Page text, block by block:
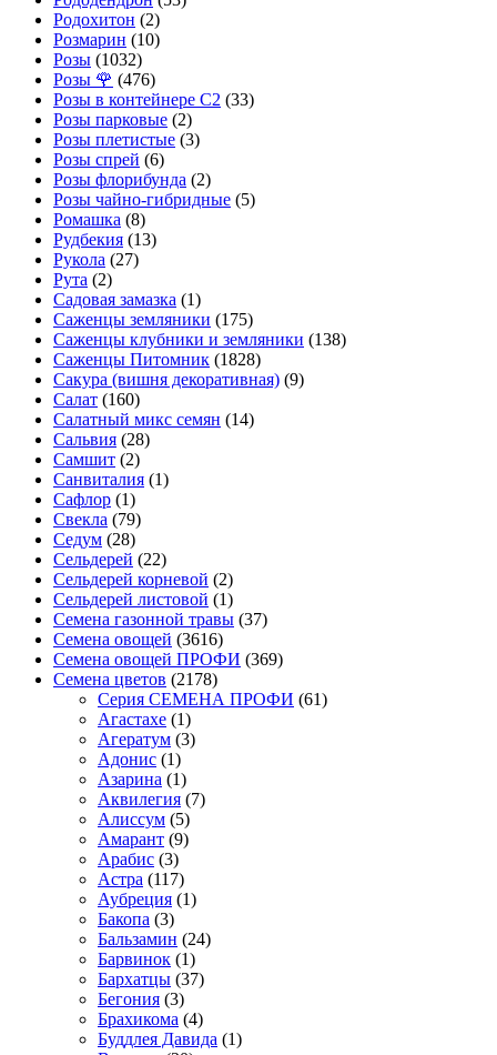
Родохитон (2)
Розмарин (10)
Розы (1032)
Розы 🌹 (476)
Розы в контейнере С2 (33)
Розы парковые (2)
Розы плетистые (3)
Розы спрей (6)
Розы флорибунда (2)
Розы чайно-гибридные (5)
Ромашка (8)
Рудбекия (13)
Рукола (27)
Рута (2)
Садовая замазка (1)
Саженцы земляники (175)
Саженцы клубники и земляники (138)
Саженцы Питомник (1828)
Сакура (вишня декоративная) (9)
Салат (160)
Салатный микс семян (14)
Сальвия (28)
Самшит (2)
Санвиталия (1)
Сафлор (1)
Свекла (79)
Седум (28)
Сельдерей (22)
Сельдерей корневой (2)
Сельдерей листовой (1)
Семена газонной травы (37)
Семена овощей (3616)
Семена овощей ПРОФИ (369)
Семена цветов (2178)
Cерия CЕМЕНА ПРОФИ (61)
Агастахе (1)
Агератум (3)
Адонис (1)
Азарина (1)
Аквилегия (7)
Алиссум (5)
Амарант (9)
Арабис (3)
Астра (117)
Аубреция (1)
Бакопа (3)
Бальзамин (24)
Барвинок (1)
Бархатцы (37)
Бегония (3)
Брахикома (4)
Буддлея Давида (1)